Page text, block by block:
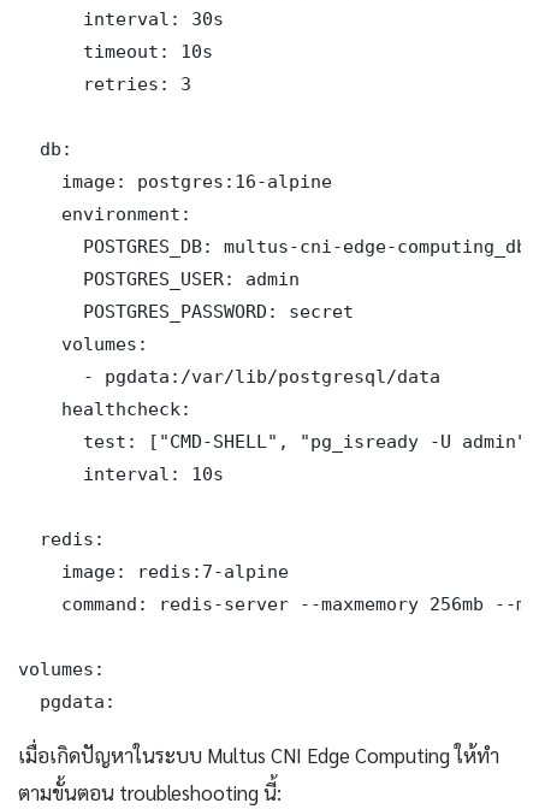
      interval: 30s
      timeout: 10s
      retries: 3
  db:
    image: postgres:16-alpine
    environment:
      POSTGRES_DB: multus-cni-edge-computing_db
      POSTGRES_USER: admin
      POSTGRES_PASSWORD: secret
    volumes:
      - pgdata:/var/lib/postgresql/data
    healthcheck:
      test: ["CMD-SHELL", "pg_isready -U admin"]
      interval: 10s
  redis:
    image: redis:7-alpine
command: redis-server --maxmemory 256mb --
volumes:
  pgdata:
เมื่อเกิดปัญหาในระบบ Multus CNI Edge Computing ให้ทำ
ตามขั้นตอน troubleshooting นี้: